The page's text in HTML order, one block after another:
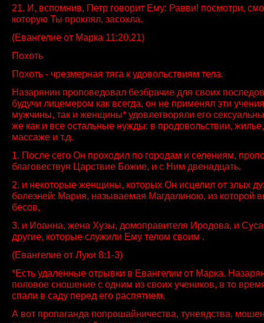
21. И, вспомнив, Петр говорит Ему: Равви! посмотри,
которую Ты проклял, засохла.
(Евангелие от Марка 11:20,21)
Похоть
Похоть - чрезмерная тяга к удовольствиям тела.
Назарянин проповедовал безбрачие для своих
будучи лицемером как всегда, он не применял эти
мужчины, так и женщины* удовлетворяли его
же как и все остальные нужды: в продовольствии,
массаже и т.д.
1. После сего Он проходил по городам и селениям,
благовествуя Царствие Божие, и с Ним двенадцать,
2. и некоторые женщины, которых Он исцелил от злых
болезней: Мария, называемая Магдалиною, из которой
бесов,
3. и Иоанна, жена Хузы, домоправителя Иродова, и
другие, которые служили Ему телом своим .
(Евангелие от Луки 8:1-3)
*Есть удаленные отрывки в Евангелии от Марка.
половое сношение с одним из своих учеников, в то
спали в саду перед его распятием.
А вот пропаганда попрошайничества, тунеядства,